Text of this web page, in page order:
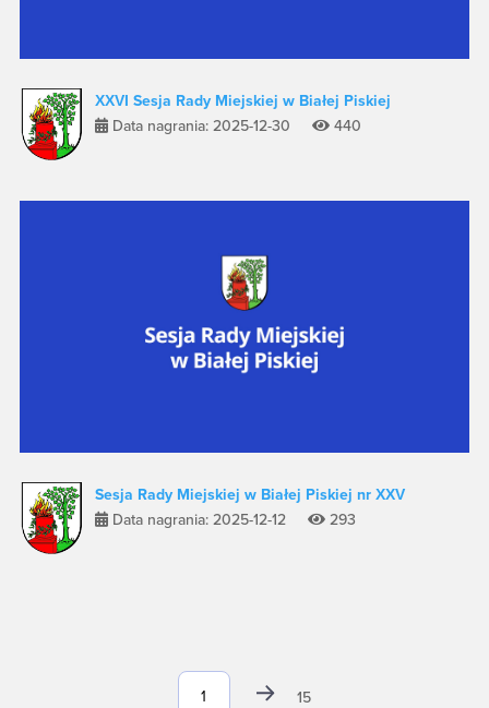
XXVI Sesja Rady Miejskiej w Białej Piskiej
Data nagrania: 2025-12-30
440
Sesja Rady Miejskiej w Białej Piskiej nr XXV
Data nagrania: 2025-12-12
293
15